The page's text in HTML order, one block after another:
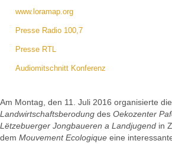
www.loramap.org
Presse Radio 100,7
Presse RTL
Audiomitschnitt Konferenz
Am Montag, den 11. Juli 2016 organisierte die
Landwirtschaftsberodung des Oekozenter
Lëtzebuerger Jongbaueren a Landjugend in
dem Mouvement Ecologique eine